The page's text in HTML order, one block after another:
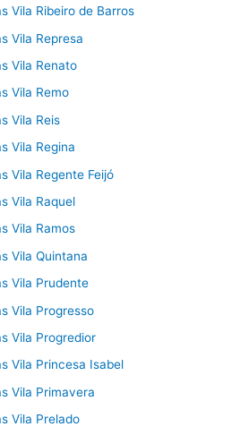
Vila Ribeiro de Barros
Vila Represa
Vila Renato
Vila Remo
Vila Reis
Vila Regina
Vila Regente Feijó
Vila Raquel
Vila Ramos
Vila Quintana
Vila Prudente
Vila Progresso
Vila Progredior
Vila Princesa Isabel
Vila Primavera
Vila Prelado